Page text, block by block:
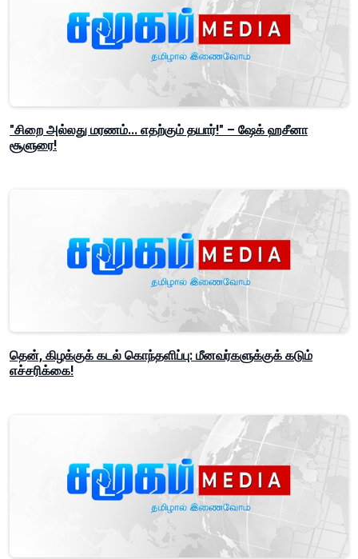
"சிறை அல்லது மரணம்... எதற்கும் தயார்!" – ஷேக் ஹசீனா
சூளுரை!
தென், கிழக்குக் கடல் கொந்தளிப்பு: மீனவர்களுக்குக் கடும்
எச்சரிக்கை!